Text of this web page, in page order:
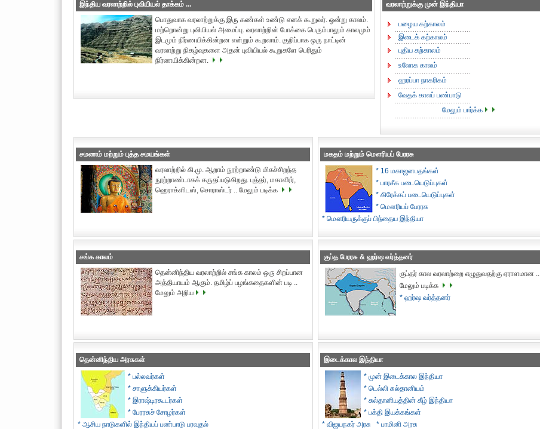
இந்திய வரலாற்றில் புவியியல் தாக்கம் ...
பொதுவாக வரலாற்றுக்கு இரு கண்கள் உண்டு எனக் கூறுவர். ஒன்று காலம்.
மற்றொன்று புவியியல் அமைப்பு. வரலாற்றின் போக்கை பெரும்பாலும் காலமும்
இடமும் நிர்ணயிக்கின்றன என்றும் கூறலாம். குறிப்பாக ஒரு நாட்டின்
வரலாற்று நிகழ்வுகளை அதன் புவியியல் கூறுகளே பெரிதும்
நிர்ணயிக்கின்றன.
வரலாற்றுக்கு முன் இந்தியா
பழைய கற்காலம்
இடைக் கற்காலம்
புதிய கற்காலம்
உலோக காலம்
ஹரப்பா நாகரிகம்
வேதக் காலப் பண்பாடு
மேலும் பார்க்க
சமணம் மற்றும் புத்த சமயங்கள்
வரலாற்றில் கி.மு. ஆறாம் நூற்றாண்டு மிகச்சிறந்த
நூற்றாண்டாகக் கருதப்படுகிறது. புத்தர், மகாவீரர்,
ஹெராக்ளிடஸ், சொராஸ்டர் .. மேலும் படிக்க
மகதம் மற்றும் மௌரியப் பேரரசு
* 16 மகாஜனபதங்கள்
* பாரசீக படையெடுப்புகள்
* கிரேக்கப் படையெடுப்புகள்
* மௌரியப் பேரரசு
* மௌரியருக்குப் பிந்தைய இந்தியா
சங்க காலம்
தென்னிந்திய வரலாற்றில் சங்க காலம் ஒரு சிறப்பான
அத்தியாயம் ஆகும். தமிழ்ப் பழங்கதைகளின் படி ..
மேலும் அறிய
குப்த பேரரசு & ஹர்ஷ வர்த்தனர்
குப்தர் கால வரலாற்றை எழுதுவதற்கு ஏராளமான ..
மேலும் படிக்க
* ஹர்ஷ வர்த்தனர்
தென்னிந்திய அரசுகள்
* பல்லவர்கள்
* சாளுக்கியர்கள்
* இராஷ்டிரகூடர்கள்
* பேரரசுச் சோழர்கள்
* ஆசிய நாடுகளில் இந்தியப் பண்பாடு பரவுதல்
இடைக்கால இந்தியா
* முன் இடைக்கால இந்தியா
* டெல்லி சுல்தானியம்
* சுல்தானியத்தின் கீழ் இந்தியா
* பக்தி இயக்கங்கள்
* விஜயநகர் அரசு
* பாமினி அரசு